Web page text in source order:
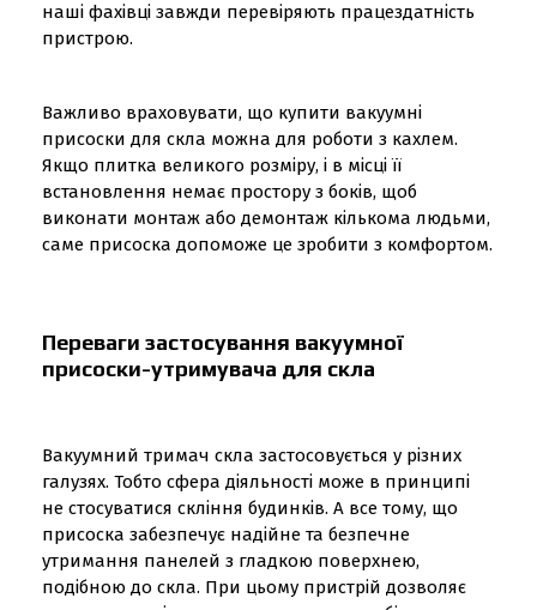
наші фахівці завжди перевіряють працездатність
пристрою.
Важливо враховувати, що купити вакуумні
присоски для скла можна для роботи з кахлем.
Якщо плитка великого розміру, і в місці її
встановлення немає простору з боків, щоб
виконати монтаж або демонтаж кількома людьми,
саме присоска допоможе це зробити з комфортом.
Переваги застосування вакуумної
присоски-утримувача для скла
Вакуумний тримач скла застосовується у різних
галузях. Тобто сфера діяльності може в принципі
не стосуватися скління будинків. А все тому, що
присоска забезпечує надійне та безпечне
утримання панелей з гладкою поверхнею,
подібною до скла. При цьому пристрій дозволяє